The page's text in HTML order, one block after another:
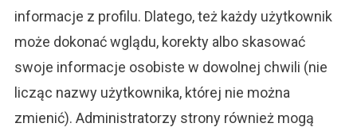
informacje z profilu. Dlatego, też każdy użytkownik
może dokonać wglądu, korekty albo skasować
swoje informacje osobiste w dowolnej chwili (nie
licząc nazwy użytkownika, której nie można
zmienić). Administratorzy strony również mogą